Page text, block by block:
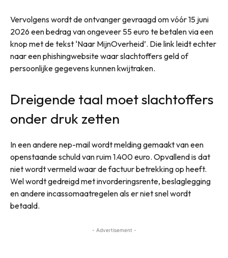
Vervolgens wordt de ontvanger gevraagd om vóór 15 juni
2026 een bedrag van ongeveer 55 euro te betalen via een
knop met de tekst ‘Naar MijnOverheid’. Die link leidt echter
naar een phishingwebsite waar slachtoffers geld of
persoonlijke gegevens kunnen kwijtraken.
Dreigende taal moet slachtoffers
onder druk zetten
In een andere nep-mail wordt melding gemaakt van een
openstaande schuld van ruim 1.400 euro. Opvallend is dat
niet wordt vermeld waar de factuur betrekking op heeft.
Wel wordt gedreigd met invorderingsrente, beslaglegging
en andere incassomaatregelen als er niet snel wordt
betaald.
- Advertisement -